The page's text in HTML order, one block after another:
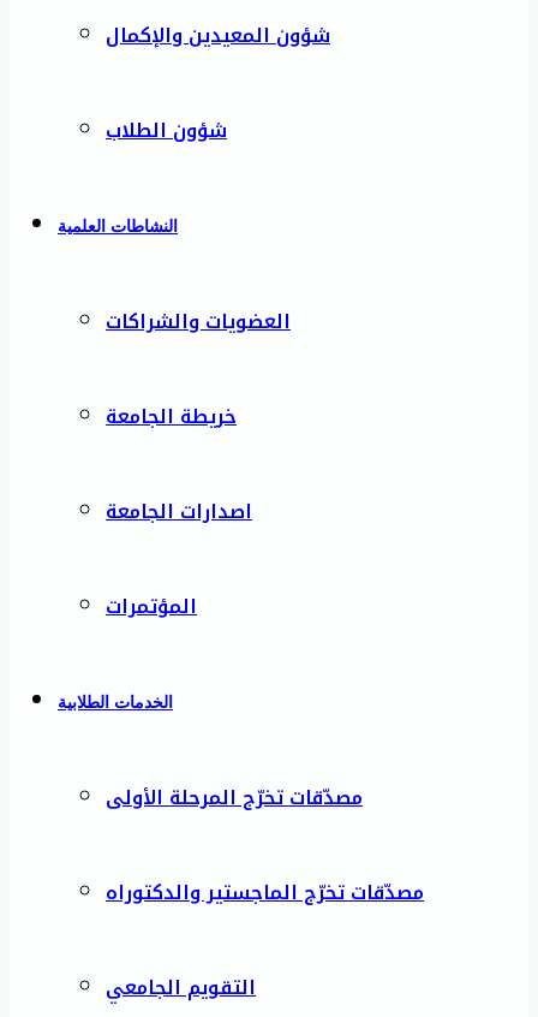
شؤون المعيدين والإكمال
شؤون الطلاب
النشاطات العلمية
العضويات والشراكات
خريطة الجامعة
اصدارات الجامعة
المؤتمرات
الخدمات الطلابية
مصدّقات تخرّج المرحلة الأولى
مصدّقات تخرّج الماجستير والدكتوراه
التقويم الجامعي